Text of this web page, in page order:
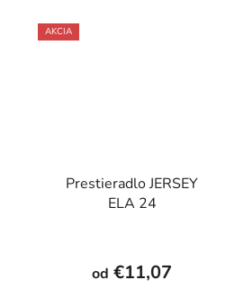
AKCIA
Prestieradlo JERSEY
ELA 24
od €11,07